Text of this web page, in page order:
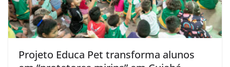
Projeto Educa Pet transforma alunos